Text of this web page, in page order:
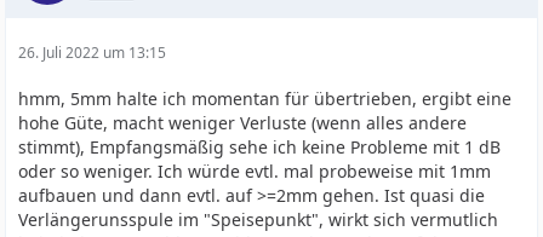
26. Juli 2022 um 13:15
hmm, 5mm halte ich momentan für übertrieben, ergibt eine
hohe Güte, macht weniger Verluste (wenn alles andere
stimmt), Empfangsmäßig sehe ich keine Probleme mit 1 dB
oder so weniger. Ich würde evtl. mal probeweise mit 1mm
aufbauen und dann evtl. auf >=2mm gehen. Ist quasi die
Verlängerunsspule im "Speisepunkt", wirkt sich vermutlich